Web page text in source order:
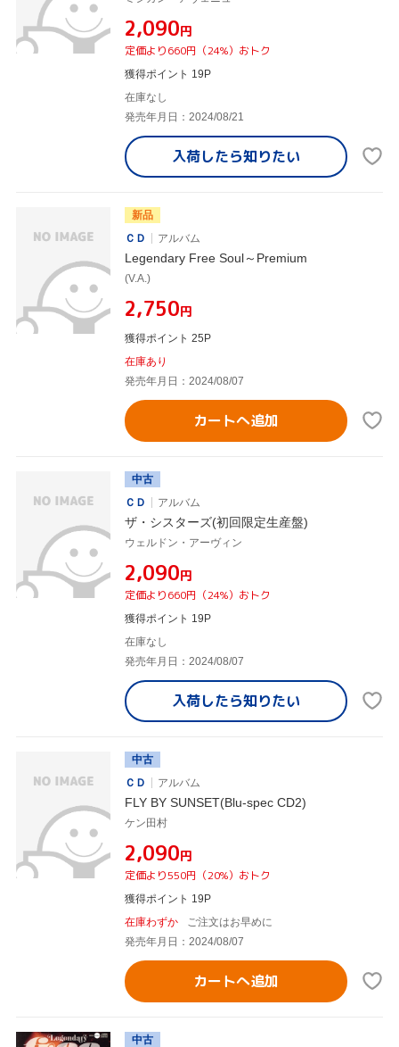
¥2,090円
定価より660円（24%）おトク
獲得ポイント 19P
在庫なし
発売年月日：2024/08/21
入荷したら知りたい
新品
ＣＤ
アルバム
Legendary Free Soul～Premium
(V.A.)
¥2,750円
獲得ポイント 25P
在庫あり
発売年月日：2024/08/07
カートへ追加
中古
ＣＤ
アルバム
ザ・シスターズ(初回限定生産盤)
ウェルドン・アーヴィン
¥2,090円
定価より660円（24%）おトク
獲得ポイント 19P
在庫なし
発売年月日：2024/08/07
入荷したら知りたい
中古
ＣＤ
アルバム
FLY BY SUNSET(Blu-spec CD2)
ケン田村
¥2,090円
定価より550円（20%）おトク
獲得ポイント 19P
在庫わずか
ご注文はお早めに
発売年月日：2024/08/07
カートへ追加
中古